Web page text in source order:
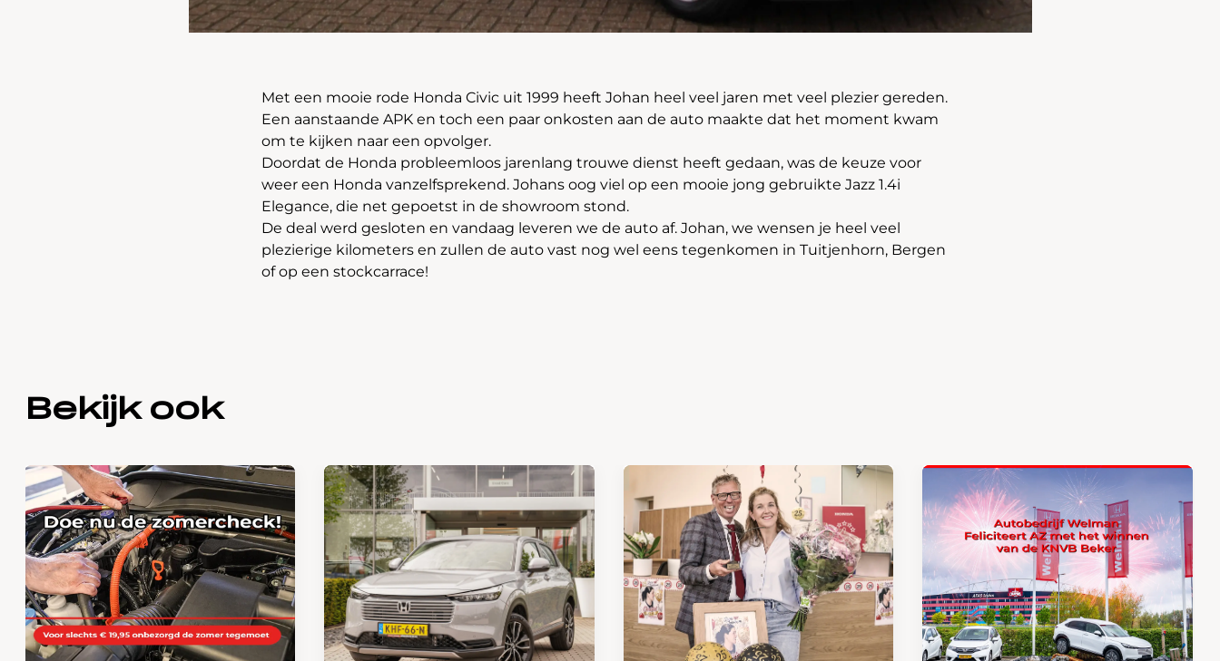
Met een mooie rode Honda Civic uit 1999 heeft Johan heel veel jaren met veel plezier gereden.
Een aanstaande APK en toch een paar onkosten aan de auto maakte dat het moment kwam
om te kijken naar een opvolger.
Doordat de Honda probleemloos jarenlang trouwe dienst heeft gedaan, was de keuze voor
weer een Honda vanzelfsprekend. Johans oog viel op een mooie jong gebruikte Jazz 1.4i
Elegance, die net gepoetst in de showroom stond.
De deal werd gesloten en vandaag leveren we de auto af. Johan, we wensen je heel veel
plezierige kilometers en zullen de auto vast nog wel eens tegenkomen in Tuitjenhorn, Bergen
of op een stockcarrace!
Bekijk ook